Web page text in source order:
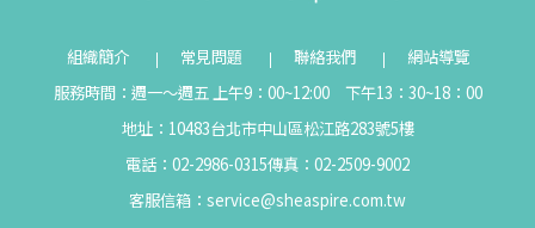
組織簡介 常見問題 聯絡我們
網站導覽
服務時間：週一～週五 上午9：00~12:00 下午13：30~18：00
地址：10483台北市中山區松江路283號5樓
電話：02-2986-0315傳真：02-2509-9002
客服信箱： service@sheaspire.com.tw